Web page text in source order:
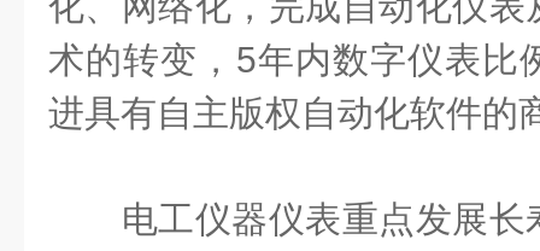
术的转变， 5年内数字仪表比
进具有自主版权自动化软件的
电工仪器仪表重点发展长